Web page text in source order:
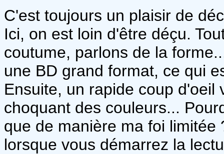
C'est toujours un plaisir de
Ici, on est loin d'être déçu.
coutume, parlons de la
une BD grand format, ce qui
Ensuite, un rapide coup
choquant des couleurs...
que de manière ma foi
lorsque vous démarrez la